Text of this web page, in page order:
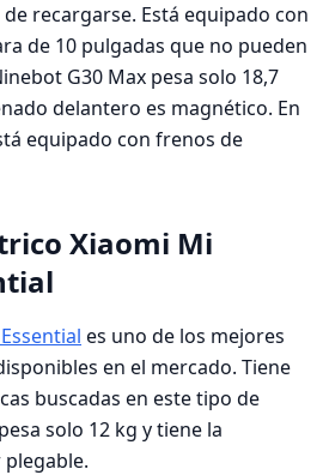
recargarse. Está equipado con
de 10 pulgadas que no pueden
G30 Max pesa solo 18,7
delantero es magnético. En
equipado con frenos de
Xiaomi Mi
es uno de los mejores
en el mercado. Tiene
buscadas en este tipo de
solo 12 kg y tiene la